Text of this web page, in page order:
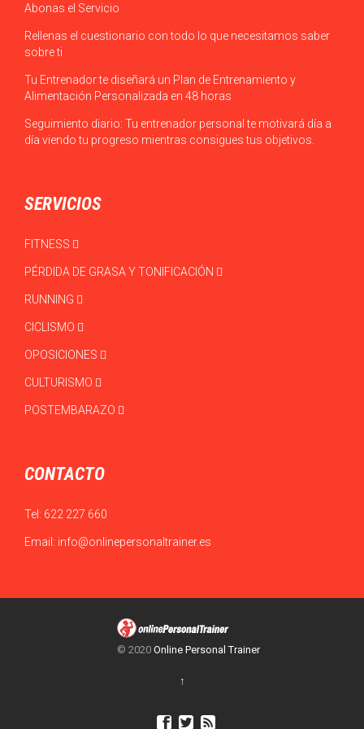
Abonas el Servicio
Rellenas el cuestionario con todo lo que necesitamos saber
sobre ti
Tu Entrenador te diseñará un Plan de Entrenamiento y
Alimentación Personalizada en 48 horas
Seguimiento diario: Tu entrenador personal te motivará día a
día viendo tu progreso mientras consigues tus objetivos.
SERVICIOS
FITNESS
PÉRDIDA DE GRASA Y TONIFICACIÓN
RUNNING
CICLISMO
OPOSICIONES
CULTURISMO
POSTEMBARAZO
CONTACTO
Tel: 622 227 660
Email: info@onlinepersonaltrainer.es
© 2020 Online Personal Trainer
↑
  